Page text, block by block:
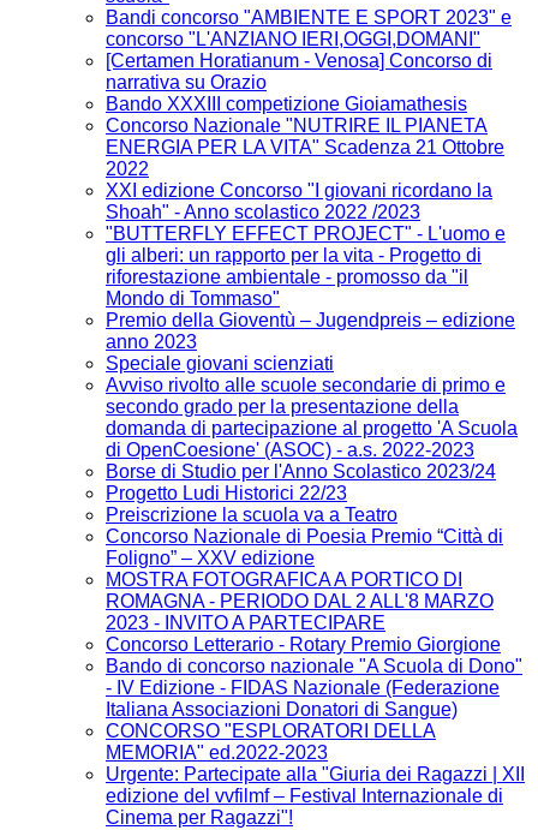
Bandi concorso "AMBIENTE E SPORT 2023" e
concorso "L'ANZIANO IERI,OGGI,DOMANI"
[Certamen Horatianum - Venosa] Concorso di
narrativa su Orazio
Bando XXXIII competizione Gioiamathesis
Concorso Nazionale "NUTRIRE IL PIANETA
ENERGIA PER LA VITA" Scadenza 21 Ottobre
2022
XXI edizione Concorso "I giovani ricordano la
Shoah" - Anno scolastico 2022 /2023
"BUTTERFLY EFFECT PROJECT" - L'uomo e
gli alberi: un rapporto per la vita - Progetto di
riforestazione ambientale - promosso da "il
Mondo di Tommaso"
Premio della Gioventù – Jugendpreis – edizione
anno 2023
Speciale giovani scienziati
Avviso rivolto alle scuole secondarie di primo e
secondo grado per la presentazione della
domanda di partecipazione al progetto 'A Scuola
di OpenCoesione' (ASOC) - a.s. 2022-2023
Borse di Studio per l'Anno Scolastico 2023/24
Progetto Ludi Historici 22/23
Preiscrizione la scuola va a Teatro
Concorso Nazionale di Poesia Premio “Città di
Foligno” – XXV edizione
MOSTRA FOTOGRAFICA A PORTICO DI
ROMAGNA - PERIODO DAL 2 ALL'8 MARZO
2023 - INVITO A PARTECIPARE
Concorso Letterario - Rotary Premio Giorgione
Bando di concorso nazionale "A Scuola di Dono"
- IV Edizione​ - FIDAS Nazionale (Federazione
Italiana Associazioni Donatori di Sangue)
CONCORSO "ESPLORATORI DELLA
MEMORIA" ed.2022-2023
Urgente: Partecipate alla "Giuria dei Ragazzi | XII
edizione del vvfilmf – Festival Internazionale di
Cinema per Ragazzi"!